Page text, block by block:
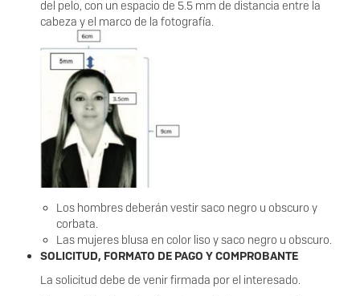
del pelo, con un espacio de 5.5 mm de distancia entre la
cabeza y el marco de la fotografía.
Los hombres deberán vestir saco negro u obscuro y
corbata.
Las mujeres blusa en color liso y saco negro u obscuro.
SOLICITUD, FORMATO DE PAGO Y COMPROBANTE
La solicitud debe de venir firmada por el interesado.